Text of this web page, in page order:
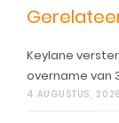
Keylane
overname van
4 AUGUSTUS, 2026